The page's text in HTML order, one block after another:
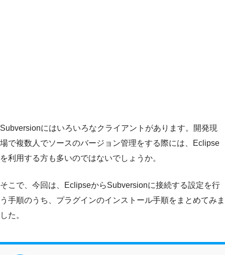
Subversionにはいろいろなクライアントがあります。開発現
場で複数人でソースのバージョン管理をする際には、Eclipse
を利用する方も多いのではないでしょうか。
そこで、今回は、EclipseからSubversionに接続する設定を行
う手順のうち、プラグインのインストール手順をまとめてみま
した。